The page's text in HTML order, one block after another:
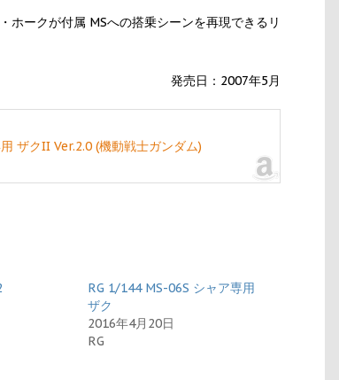
ホークが付属 MSへの搭乗シーンを再現できるリ
発売日：2007年5月
ザクII Ver.2.0 (機動戦士ガンダム)
RG 1/144 MS-06S シャア専用
ザク
2016年4月20日
RG